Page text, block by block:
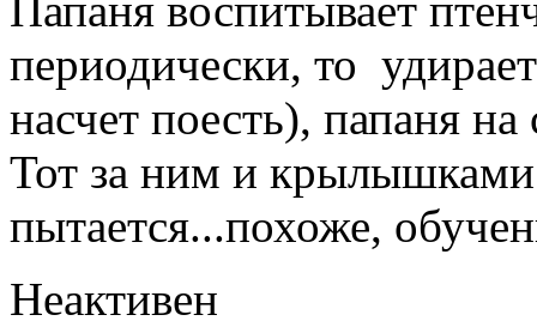
периодически, то
насчет поесть), папаня
Тот за ним и
пытается...похоже,
Неактивен